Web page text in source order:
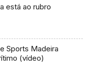
está ao rubro
Sports Madeira
(vídeo)